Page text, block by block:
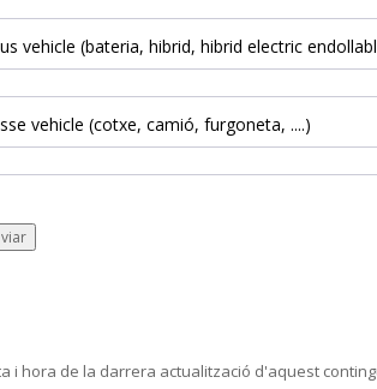
vehicle (bateria, hibrid, hibrid electric
vehicle (cotxe, camió, furgoneta, ....)
i hora de la darrera actualització d'aquest